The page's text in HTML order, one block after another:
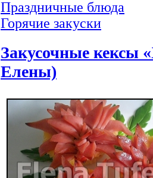
Праздничные блюда
Горячие закуски
Закусочные кексы
Елены)